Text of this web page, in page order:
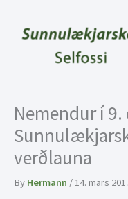
content
Nemendur í
verðlauna
By Hermann /14. mars